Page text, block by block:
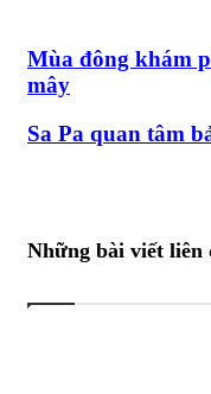
Mùa đông khám
mây
Sa Pa quan tâm
Những bài viết liên